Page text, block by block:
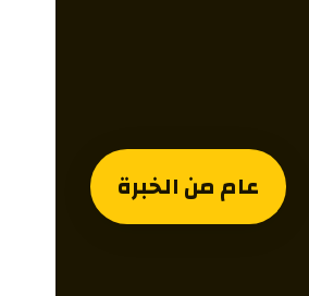
عام من الخبرة